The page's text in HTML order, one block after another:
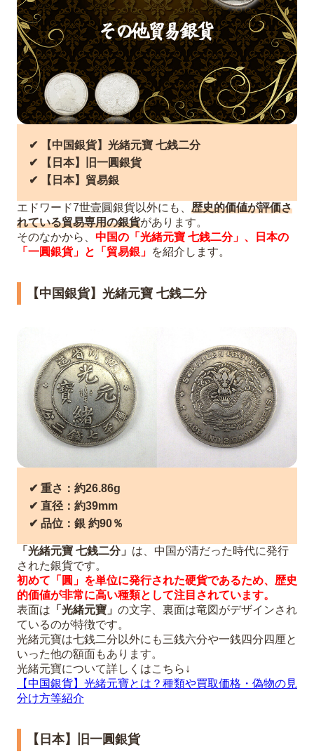
✔︎ 【中国銀貨】光緒元寶 七銭二分
✔︎ 【日本】旧一圓銀貨
✔︎ 【日本】貿易銀
エドワード7世壹圓銀貨以外にも、 歴史的価値が評価さ
れている貿易専用の銀貨があります。
そのなかから、 中国の「光緒元寶 七銭二分」、日本の
「一圓銀貨」と「貿易銀」 を紹介します。
【中国銀貨】光緒元寶 七銭二分
✔︎ 重さ：約26.86g
✔︎ 直径：約39mm
✔︎ 品位：銀 約90％
「光緒元寶 七銭二分」 は、中国が清だった時代に発行
された銀貨です。
初めて「圓」を単位に発行された硬貨であるため、歴史
的価値が非常に高い種類として注目されています。
表面は 「光緒元寶」 の文字、裏面は竜図がデザインされ
ているのが特徴です。
光緒元寶は七銭二分以外にも三銭六分や一銭四分四厘と
いった他の額面もあります。
光緒元寶について詳しくはこちら↓
【中国銀貨】光緒元寶とは？種類や買取価格・偽物の見
分け方等紹介
【日本】旧一圓銀貨